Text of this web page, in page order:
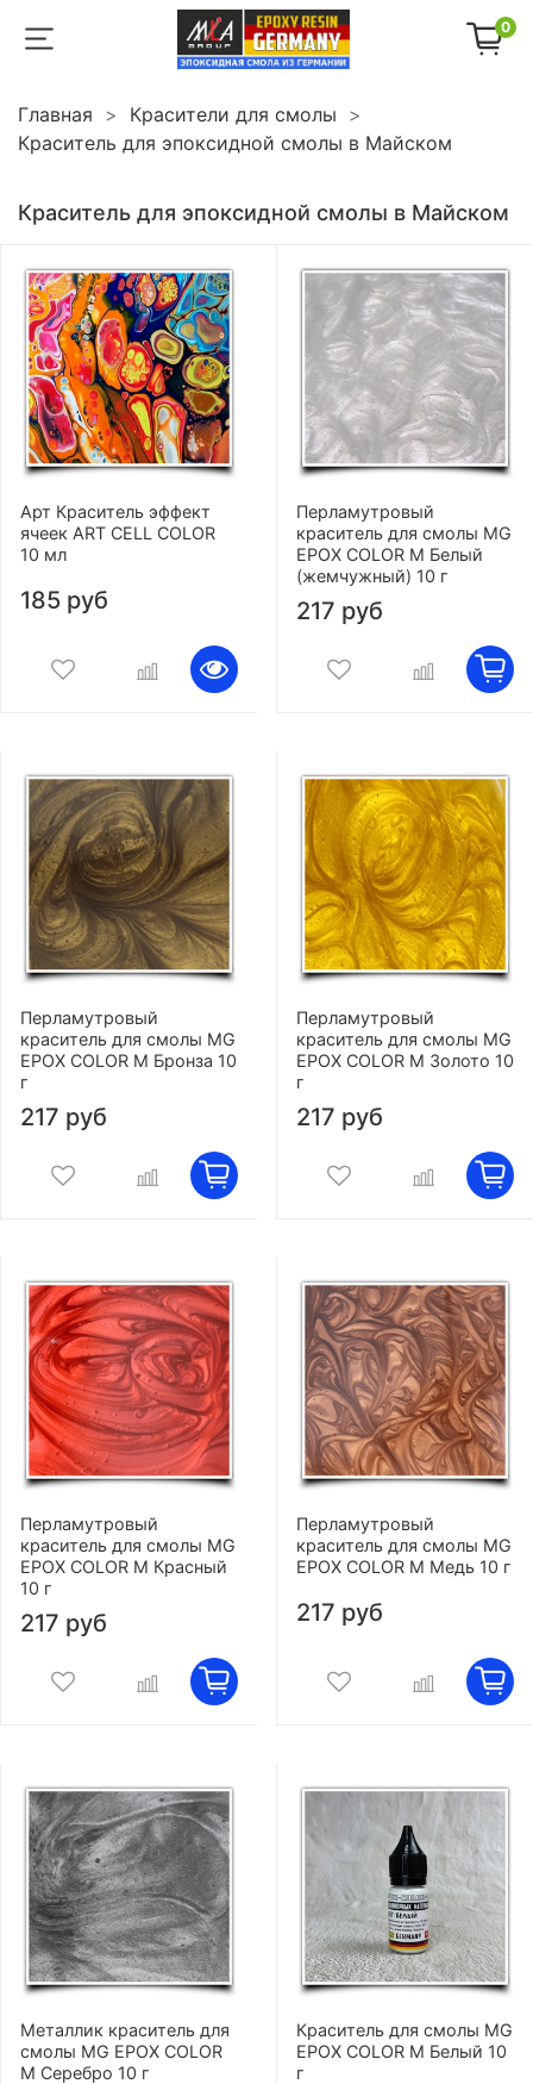
0
Главная
Красители для смолы
Краситель для эпоксидной смолы в Майском
Краситель для эпоксидной смолы в Майском
Арт Краситель эффект
ячеек ART CELL COLOR
10 мл
185 руб
Перламутровый
краситель для смолы MG
EPOX COLOR M Белый
(жемчужный) 10 г
217 руб
Перламутровый
краситель для смолы MG
EPOX COLOR M Бронза 10
г
217 руб
Перламутровый
краситель для смолы MG
EPOX COLOR M Золото 10
г
217 руб
Перламутровый
краситель для смолы MG
EPOX COLOR M Красный
10 г
217 руб
Перламутровый
краситель для смолы MG
EPOX COLOR M Медь 10 г
217 руб
Металлик краситель для
смолы MG EPOX COLOR
M Серебро 10 г
Краситель для смолы MG
EPOX COLOR M Белый 10
г